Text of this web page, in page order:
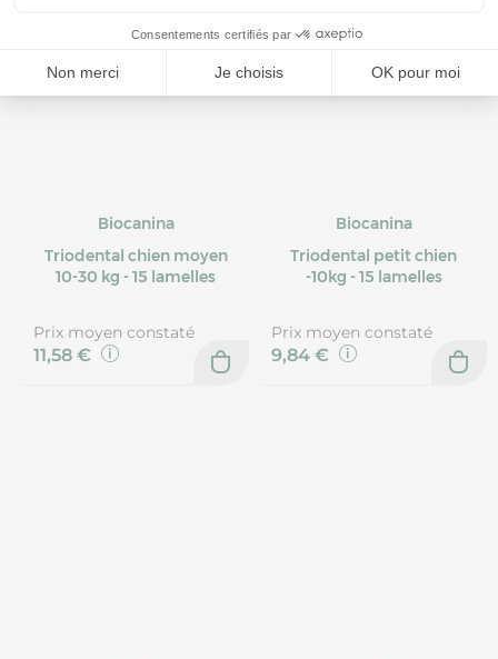
Biocanina
Triodental chien moyen
10-30 kg - 15 lamelles
Prix moyen constaté
11,58 €
Biocanina
Triodental petit chien
-10kg - 15 lamelles
Prix moyen constaté
9,84 €